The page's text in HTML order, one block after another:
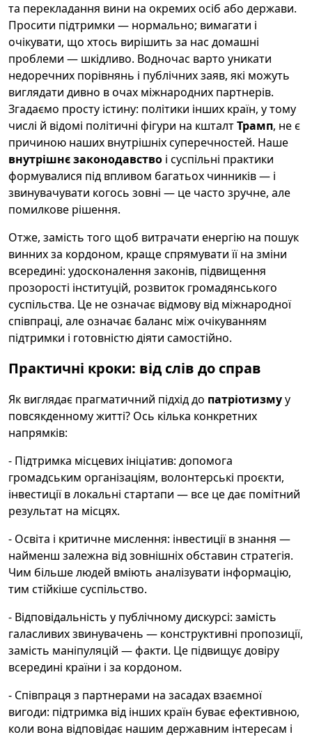
та перекладання вини на окремих осіб або держави.
Просити підтримки — нормально; вимагати і
очікувати, що хтось вирішить за нас домашні
проблеми — шкідливо. Водночас варто уникати
недоречних порівнянь і публічних заяв, які можуть
виглядати дивно в очах міжнародних партнерів.
Згадаємо просту істину: політики інших країн, у тому
числі й відомі політичні фігури на кшталтТрамп, не є
причиною наших внутрішніх суперечностей. Наше
внутрішнє законодавство і суспільні практики
формувалися під впливом багатьох чинників — і
звинувачувати когось зовні — це часто зручне, але
помилкове рішення.
Отже, замість того щоб витрачати енергію на пошук
винних за кордоном, краще спрямувати її на зміни
всередині: удосконалення законів, підвищення
прозорості інституцій, розвиток громадянського
суспільства. Це не означає відмову від міжнародної
співпраці, але означає баланс між очікуванням
підтримки і готовністю діяти самостійно.
Практичні кроки: від слів до справ
Як виглядає прагматичний підхід до патріотизмуу
повсякденному житті? Ось кілька конкретних
напрямків:
- Підтримка місцевих ініціатив: допомога
громадським організаціям, волонтерські проєкти,
інвестиції в локальні стартапи — все це дає помітний
результат на місцях.
- Освіта і критичне мислення: інвестиції в знання —
найменш залежна від зовнішніх обставин стратегія.
Чим більше людей вміють аналізувати інформацію,
тим стійкіше суспільство.
- Відповідальність у публічному дискурсі: замість
галасливих звинувачень — конструктивні пропозиції,
замість маніпуляцій — факти. Це підвищує довіру
всередині країни і за кордоном.
- Співпраця з партнерами на засадах взаємної
вигоди: підтримка від інших країн буває ефективною,
коли вона відповідає нашим державним інтересам і